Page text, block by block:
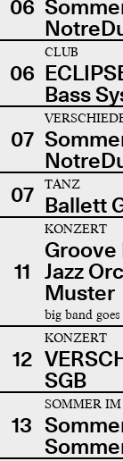
06
06
CLUB
Bass
07
07
TANZ
Ballett
11
KONZERT
Groove
Jazz
Muster
big band
12
KONZERT
SGB
13
SOMMER